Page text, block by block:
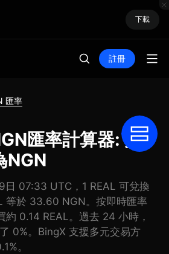
下載
註冊
匯率
匯率計算器: 把
NGN
07:33 UTC，1 REAL 可兌換
等於 33.60 NGN。按即時匯率
約 0.14 REAL。過去 24 小時，
0%。BingX 支援多元交易方
。